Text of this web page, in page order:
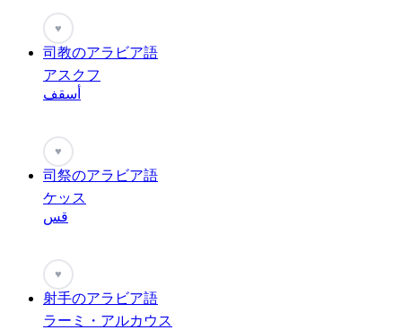
♥
司教のアラビア語
アスクフ
أسقف
♥
司祭のアラビア語
ケッス
قس
♥
射手のアラビア語
ラーミ・アルカウス